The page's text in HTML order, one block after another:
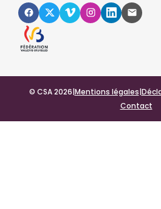
© CSA 2026|Mentions légales|
Contact